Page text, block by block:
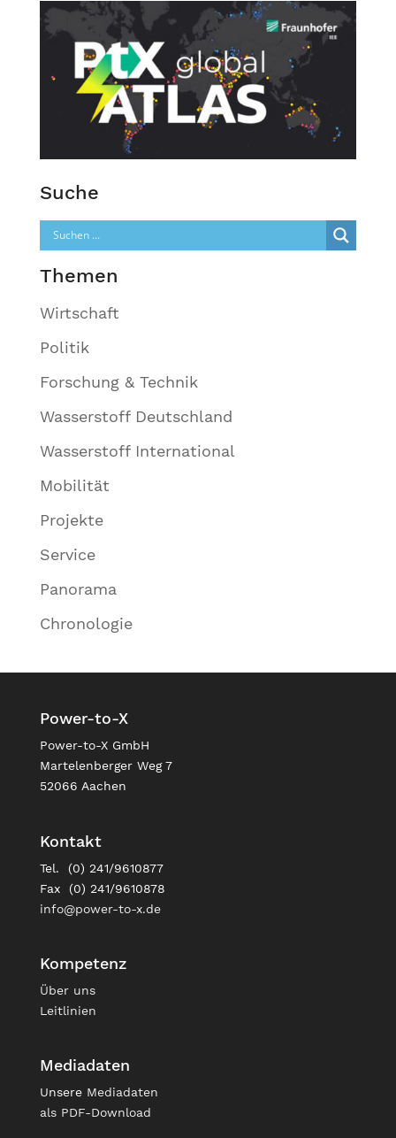
Suche
Themen
Wirtschaft
Politik
Forschung & Technik
Wasserstoff Deutschland
Wasserstoff International
Mobilität
Projekte
Service
Panorama
Chronologie
Power-to-X
Power-to-X GmbH
Martelenberger Weg 7
52066 Aachen
Kontakt
Tel. (0) 241/9610877
Fax (0) 241/9610878
info@power-to-x.de
Kompetenz
Über uns
Leitlinien
Mediadaten
Unsere Mediadaten
als PDF-Download